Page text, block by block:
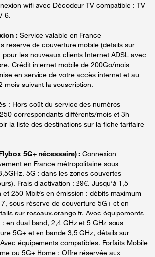
wifi avec Décodeur TV compatible : TV
6.
: Service valable en France
réserve de couverture mobile (détails sur
pour les nouveaux clients Internet ADSL avec
Crédit internet mobile de 200Go/mois
en service de votre accès internet et au
mois suivant la souscription.
: Hors coût du service des numéros
correspondants différents/mois et 3h
la liste des destinations sur la fiche tarifaire
5G+ nécessaire) : Connexion
en France métropolitaine sous
5G : dans les zones couvertes
Frais d’activation : 29€. Jusqu’à 1,5
et 250 Mbit/s en émission : débits maximum
sous réserve de couverture 5G+ et en
sur reseaux.orange.fr. Avec équipements
en dual band, 2,4 GHz et 5 GHz sous
5G+ et en bande 3,5 GHz, détails sur
équipements compatibles. Forfaits Mobile
ou 5G+ Home : Offre réservée aux